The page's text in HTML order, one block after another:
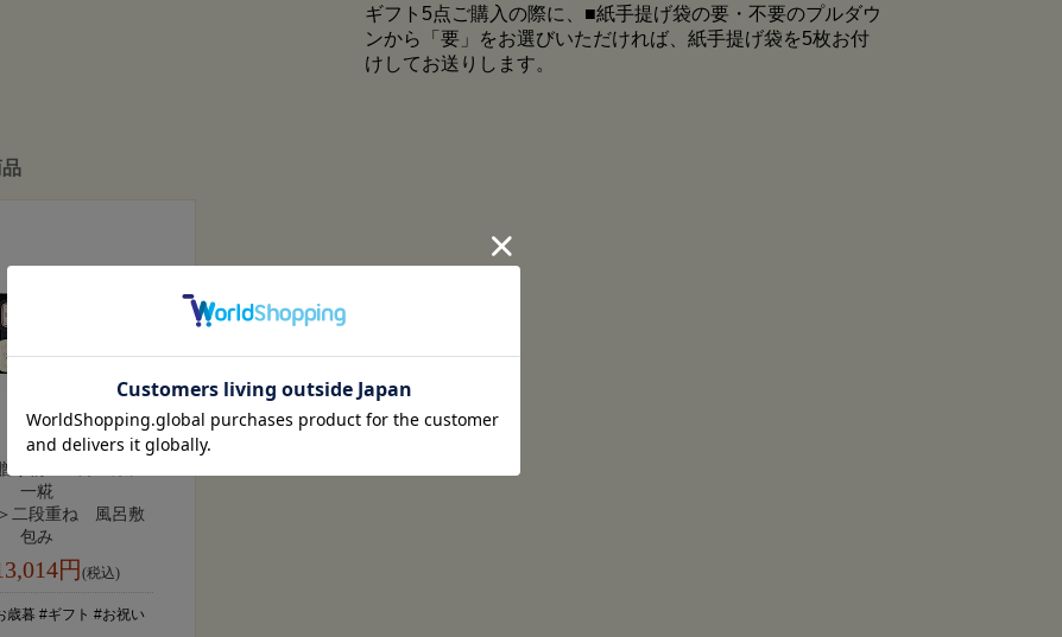
ギフト5点ご購入の際に、■紙手提げ袋の要・不要のプルダウ
ンから「要」をお選びいただければ、紙手提げ袋を5枚お付
けしてお送りします。
り物 一汁一菜に
一糀
二段重ね 風呂敷
包み
円 (税込)
歳暮 #ギフト #お祝い